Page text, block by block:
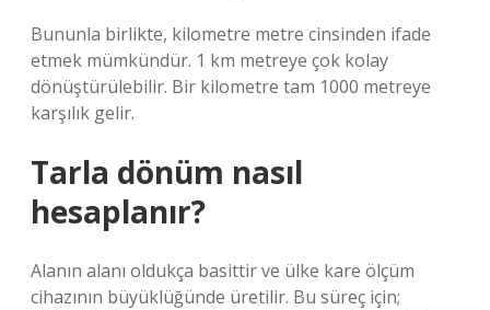
Bununla birlikte, kilometre metre cinsinden ifade
etmek mümkündür. 1 km metreye çok kolay
dönüştürülebilir. Bir kilometre tam 1000 metreye
karşılık gelir.
Tarla dönüm nasıl
hesaplanır?
Alanın alanı oldukça basittir ve ülke kare ölçüm
cihazının büyüklüğünde üretilir. Bu süreç için;